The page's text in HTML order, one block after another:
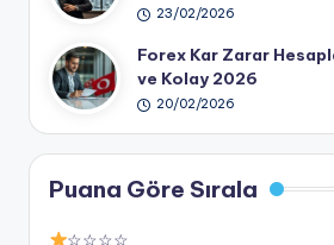
23/02/2026
Forex Kar Zarar
ve Kolay 2026
20/02/2026
Puana Göre Sırala
☆☆☆☆